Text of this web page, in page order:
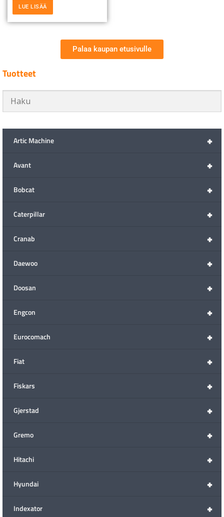
LUE LISÄÄ
Palaa kaupan etusivulle
Tuotteet
+
Artic Machine
+
Avant
+
Bobcat
+
Caterpillar
+
Cranab
+
Daewoo
+
Doosan
+
Engcon
+
Eurocomach
+
Fiat
+
Fiskars
+
Gjerstad
+
Gremo
+
Hitachi
+
Hyundai
+
Indexator